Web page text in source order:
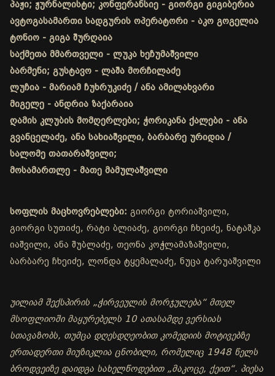
პაჟი; ჟურნალისტი; კონფერანსიე - გიორგი გიგიბერია
ავტოგასამართი სადგურის ოპერატორი - აკო გოგელია
ტონიო - გიგა შურღაია
საქმეთა მმართველი - ლუკა ხეჩუმაშვილი
ბარმენი; გუსტავო - ლაშა მორჩილაძე
ლუჩია - მარიამ ჩუხრუკიძე / ანა ამილახვარი
მიგელე - ანდრია ზაქარაია
ღამის კლუბის მომღერლები; ჭორიკანა ქალები - ანა
გვანცელაძე, ანა სახიაშვილი, ბარბარე ურიდია /
სალომე თათარაშვილი;
მოსამართლე - მათე მამულაშვილი
სოფლის მაცხოვრებლები: გიორგი ტორიაშვილი,
გიორგი სუთიძე, რატი ბლიაძე, გიორგი ჩხეიძე, ნატაშკა
იაშვილი, ანა შუბლაძე, თეონა კოჭლამაზაშვილი,
ბარბარე ჩხეიძე, ლონდა ტყემალაძე, ნუცა ტარუაშვილი
უილიამ შექსპირის „ჭირვეულის მორჯულება“ მთელ
მსოფლიოში მაყურებელს 10 ათასამდე ვერსიას
სთავაზობს, თუმცა დღესდღეობით კომედიის მოტივებზე
ერთადერთი მიუზიკლია ცნობილი, რომელიც 1948 წელს
ბროდვეიზე დაიდგა სახელწოდებით „მაკოცე, ქეით“. პიესა